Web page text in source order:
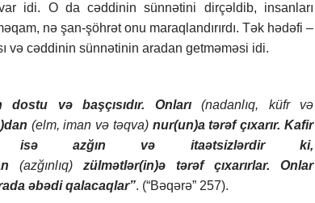
idi. O da cəddinin sünnətini dirçəldib, insanları
nə şan-şöhrət onu maraqlandırırdı. Tək hədəfi –
və cəddinin sünnətinin aradan getməməsi idi.
dostu və başçısıdır. Onları(nadanlıq, küfr və
(elm, iman və təqva)nur(un)a tərəf çıxarır. Kafir
isə azğın və itaətsizlərdir ki,
(azğınlıq) zülmətlər(in)ə tərəf çıxarırlar. Onlar
əbədi qalacaqlar”. (“Bəqərə” 257).